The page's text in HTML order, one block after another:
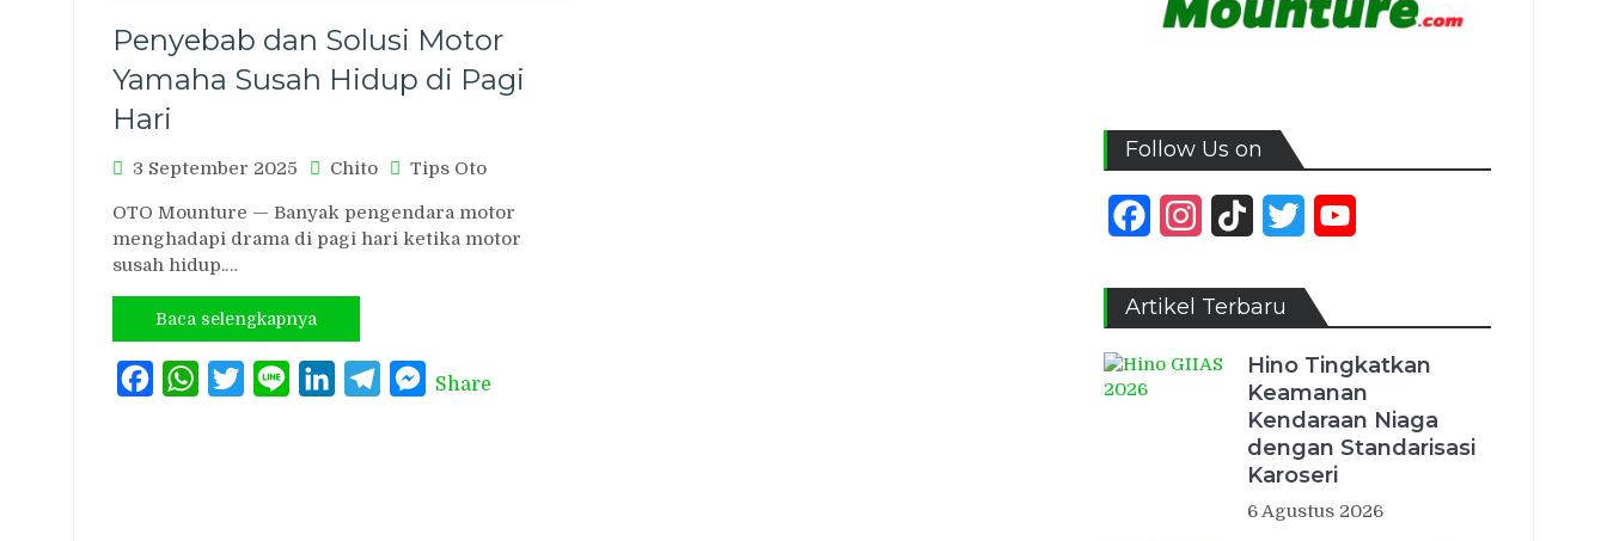
Penyebab dan Solusi Motor
Yamaha Susah Hidup di Pagi
Hari
3 September 2025 Chito Tips Oto
OTO Mounture — Banyak pengendara motor
menghadapi drama di pagi hari ketika motor
susah hidup.…
Baca selengkapnya
FacebookWhatsAppTwitterLine LinkedInTelegramMessenger
Share
Follow Us on
FacebookInstagram
TikTok Twitter
Artikel Terbaru
Hino Tingkatkan
Keamanan
Kendaraan Niaga
dengan Standarisasi
Karoseri
6 Agustus 2026